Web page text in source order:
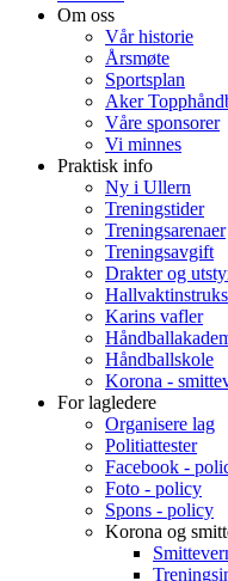
Om oss
Vår historie
Årsmøte
Sportsplan
Aker
Våre sponsorer
Vi minnes
Praktisk info
Ny i Ullern
Treningstider
Treningsarenaer
Treningsavgift
Drakter og
Hallvaktinstruks
Karins vafler
Håndballskole
Korona -
For lagledere
Organisere lag
Politiattester
Facebook -
Foto - policy
Spons - policy
Korona og